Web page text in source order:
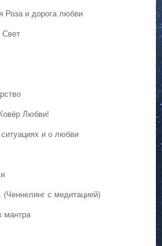
Роза и дорога любви
Свет
Любви!
и о любви
с медитацией)
мантра